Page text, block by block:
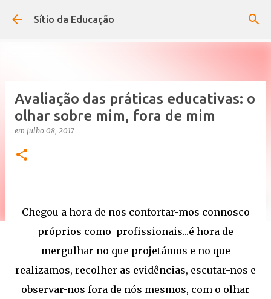
Avançar para o conteúdo principal
Sítio da Educação
Avaliação das práticas educativas: o
olhar sobre mim, fora de mim
em julho 08, 2017
Chegou a hora de nos confortar-mos connosco
próprios como profissionais...é hora de
mergulhar no que projetámos e no que
realizamos, recolher as evidências, escutar-nos e
observar-nos fora de nós mesmos, com o olhar